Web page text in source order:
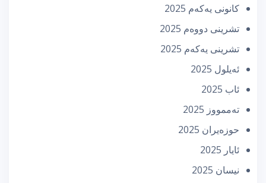
كانونی یه‌كه‌م 2025
تشرینی دووه‌م 2025
تشرینی یه‌كه‌م 2025
ئه‌یلول 2025
ئاب 2025
تەممووز 2025
حوزه‌یران 2025
ئایار 2025
نیسان 2025